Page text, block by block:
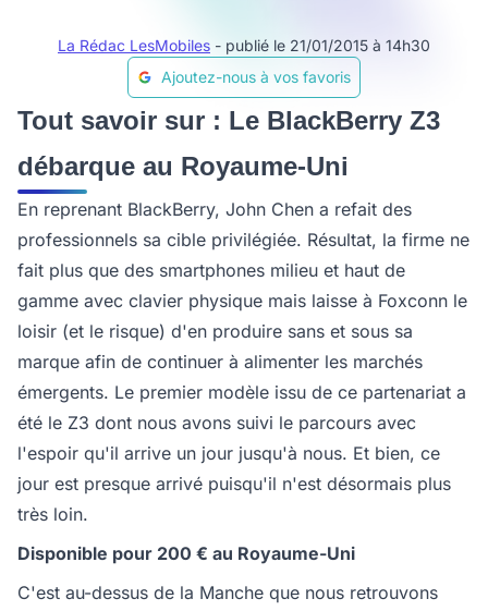
La Rédac LesMobiles - publié le 21/01/2015 à 14h30
Ajoutez-nous à vos favoris
Tout savoir sur : Le BlackBerry Z3
débarque au Royaume-Uni
En reprenant BlackBerry, John Chen a refait des
professionnels sa cible privilégiée. Résultat, la firme ne
fait plus que des smartphones milieu et haut de
gamme avec clavier physique mais laisse à Foxconn le
loisir (et le risque) d'en produire sans et sous sa
marque afin de continuer à alimenter les marchés
émergents. Le premier modèle issu de ce partenariat a
été le Z3 dont nous avons suivi le parcours avec
l'espoir qu'il arrive un jour jusqu'à nous. Et bien, ce
jour est presque arrivé puisqu'il n'est désormais plus
très loin.
Disponible pour 200 € au Royaume-Uni
C'est au-dessus de la Manche que nous retrouvons